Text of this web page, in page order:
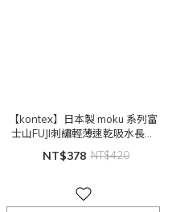
【kontex】日本製 moku 系列富
士山FUJI刺繡輕薄速乾吸水長毛
巾 (兩色)
NT$378 NT$420